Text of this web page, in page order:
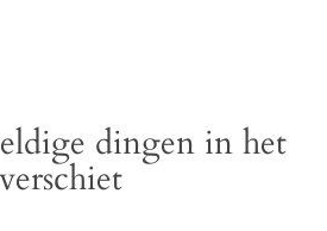
dingen in het
verschiet